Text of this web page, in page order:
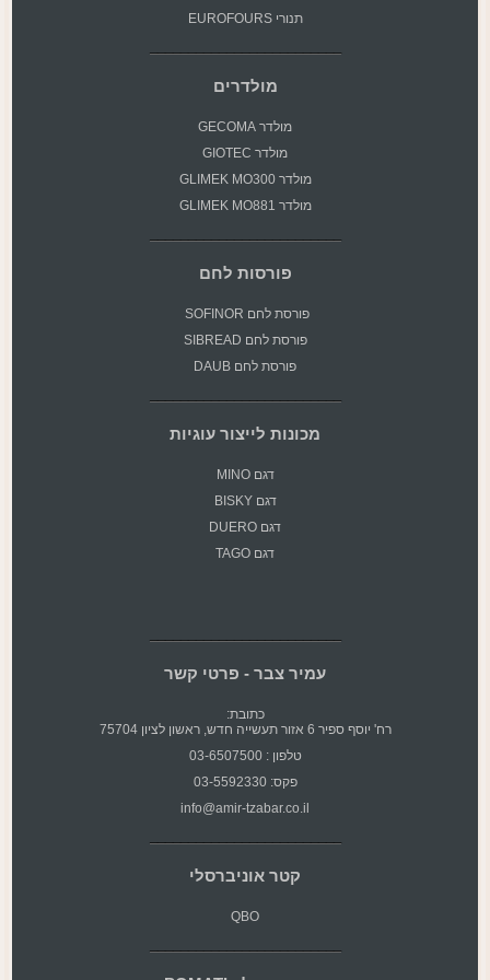
תנורי EUROFOURS
מולדרים
מולדר GECOMA
מולדר GIOTEC
מולדר GLIMEK MO300
מולדר GLIMEK MO881
פורסות לחם
פורסת לחם SOFINOR
פורסת לחם SIBREAD
פורסת לחם DAUB
מכונות לייצור עוגיות
דגם MINO
דגם BISKY
דגם DUERO
דגם TAGO
עמיר צבר - פרטי קשר
כתובת:
רח' יוסף ספיר 6 אזור תעשייה חדש, ראשון לציון 75704
טלפון : 03-6507500
פקס: 03-5592330
info@amir-tzabar.co.il
קטר אוניברסלי
QBO